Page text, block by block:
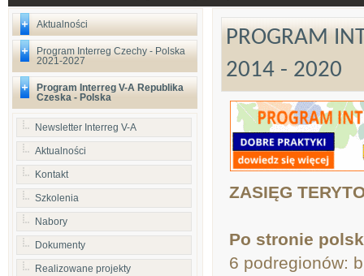
Aktualności
Program Interreg Czechy - Polska
2021-2027
Program Interreg V-A Republika
Czeska - Polska
Newsletter Interreg V-A
Aktualności
Kontakt
Szkolenia
Nabory
Dokumenty
Realizowane projekty
PROGRAM
2014 - 2020
ZASIĘG
Po stronie
6 podregionów: